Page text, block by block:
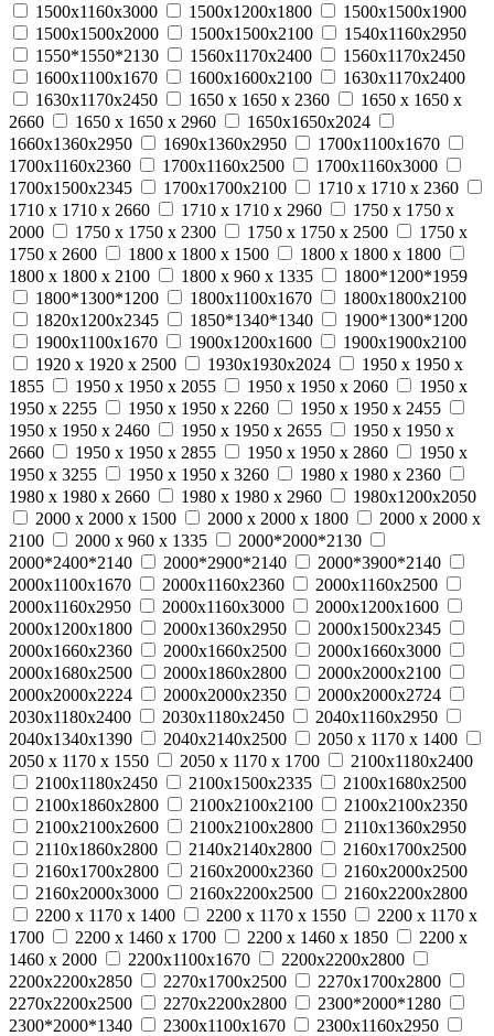
1500х1160х3000
1500х1200х1800
1500х1500х1900
1500х1500х2000
1500х1500х2100
1540х1160х2950
1550*1550*2130
1560х1170х2400
1560х1170х2450
1600х1100х1670
1600х1600х2100
1630х1170х2400
1630х1170х2450
1650 x 1650 x 2360
1650 x 1650 x
2660
1650 x 1650 x 2960
1650х1650х2024
1660х1360х2950
1690х1360х2950
1700х1100х1670
1700х1160х2360
1700х1160х2500
1700х1160х3000
1700х1500х2345
1700х1700х2100
1710 x 1710 x 2360
1710 x 1710 x 2660
1710 x 1710 x 2960
1750 x 1750 x
2000
1750 x 1750 x 2300 1750 x 1750 x 2500
1750 x
1750 x 2600
1800 x 1800 x 1500
1800 x 1800 x 1800
1800 x 1800 x 2100
1800 x 960 x 1335
1800*1200*1959
1800*1300*1200
1800х1100х1670
1800х1800х2100
1820х1200х2345
1850*1340*1340
1900*1300*1200
1900х1100х1670
1900х1200х1600
1900х1900х2100
1920 x 1920 x 2500
1930х1930х2024
1950 х 1950 х
1855
1950 х 1950 х 2055 1950 х 1950 х 2060
1950 х
1950 х 2255
1950 х 1950 х 2260
1950 х 1950 х 2455
1950 х 1950 х 2460
1950 х 1950 х 2655
1950 х 1950 х
2660
1950 х 1950 х 2855 1950 х 1950 х 2860
1950 х
1950 х 3255
1950 х 1950 х 3260
1980 x 1980 x 2360
1980 x 1980 x 2660
1980 x 1980 x 2960
1980х1200х2050
2000 x 2000 x 1500
2000 x 2000 x 1800
2000 x 2000 x
2100
2000 x 960 x 1335
2000*2000*2130
2000*2400*2140
2000*2900*2140
2000*3900*2140
2000х1100х1670
2000х1160х2360
2000х1160х2500
2000х1160х2950
2000х1160х3000
2000х1200х1600
2000х1200х1800
2000х1360х2950
2000х1500х2345
2000х1660х2360
2000х1660х2500
2000х1660х3000
2000х1680х2500
2000х1860х2800
2000х2000х2100
2000х2000х2224
2000х2000х2350
2000х2000х2724
2030х1180х2400
2030х1180х2450
2040х1160х2950
2040х1340х1390
2040х2140х2500
2050 x 1170 x 1400
2050 x 1170 x 1550
2050 x 1170 x 1700
2100х1180х2400
2100х1180х2450
2100х1500х2335
2100х1680х2500
2100х1860х2800
2100х2100х2100
2100х2100х2350
2100х2100х2600
2100х2100х2800
2110х1360х2950
2110х1860х2800
2140х2140х2800
2160х1700х2500
2160х1700х2800
2160х2000х2360
2160х2000х2500
2160х2000х3000
2160х2200х2500
2160х2200х2800
2200 x 1170 x 1400
2200 x 1170 x 1550
2200 x 1170 x
1700
2200 x 1460 x 1700 2200 x 1460 x 1850
2200 x
1460 x 2000
2200х1100х1670
2200х2200х2800
2200х2200х2850
2270х1700х2500
2270х1700х2800
2270х2200х2500
2270х2200х2800
2300*2000*1280
2300*2000*1340
2300х1100х1670
2300х1160х2950